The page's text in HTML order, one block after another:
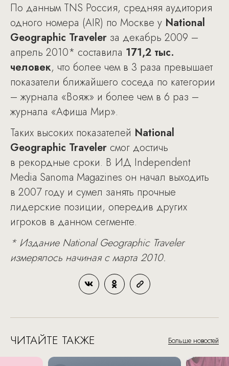
По данным TNS Россия, средняя аудитория
одного номера (AIR) по Москве у National
Geographic Traveler за декабрь 2009 –
апрель 2010* составила 171,2 тыс.
человек, что более чем в 3 раза превышает
показатели ближайшего соседа по категории
– журнала «Вояж» и более чем в 6 раз –
журнала «Афиша Мир».
Таких высоких показателей National
Geographic Traveler смог достичь
в рекордные сроки. В ИД Independent
Media Sanoma Magazines он начал выходить
в 2007 году и сумел занять прочные
лидерские позиции, опередив других
игроков в данном сегменте.
* Издание National Geographic Traveler
измерялось начиная с марта 2010.
ЧИТАЙТЕ ТАКЖЕ Больше новостей